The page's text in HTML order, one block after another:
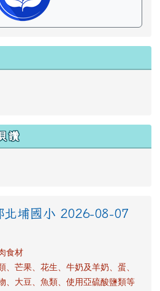
讚
北埔國小 2026-08-07
食材
、芒果、花生、牛奶及羊奶、蛋、
、大豆、魚類、使用亞硫酸鹽類等